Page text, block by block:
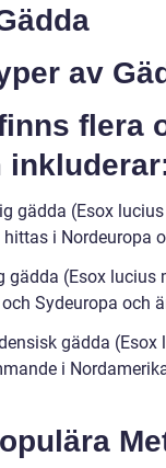
av
flera
gädda (Esox
i Nordeuropa
gädda (Esox
Sydeuropa och
gädda
i